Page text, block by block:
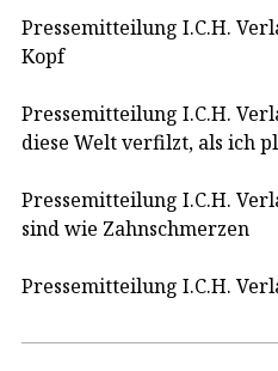
Pressemitteilung I.C.H.
Kopf
Pressemitteilung I.C.H.
diese Welt verfilzt, als ich
Pressemitteilung I.C.H.
sind wie Zahnschmerzen
Pressemitteilung I.C.H.